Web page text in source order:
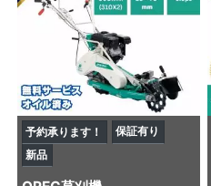
予約承ります！
保証有り
新品